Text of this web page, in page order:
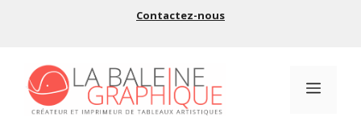
Contactez-nous
Menu